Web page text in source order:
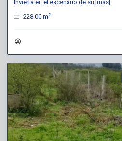
Invierta en el escenario de su [más]
228.00 m2